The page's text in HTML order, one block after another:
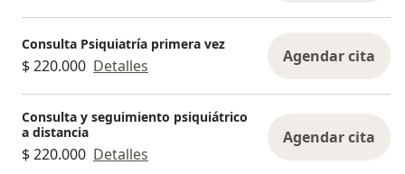
Consulta Psiquiatría primera vez
$ 220.000 Detalles Agendar cita
Consulta y seguimiento psiquiátrico
a distancia
$ 220.000 Detalles
Agendar cita